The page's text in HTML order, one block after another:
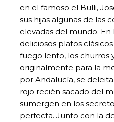
en el famoso el Bulli,
sus hijas algunas de las
elevadas del mundo.
deliciosos platos
fuego lento, los churros
originalmente para la
por Andalucía, se
rojo recién sacado del
sumergen en los
perfecta. Junto con la